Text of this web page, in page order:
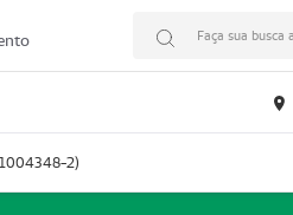
Faça sua busca
2)